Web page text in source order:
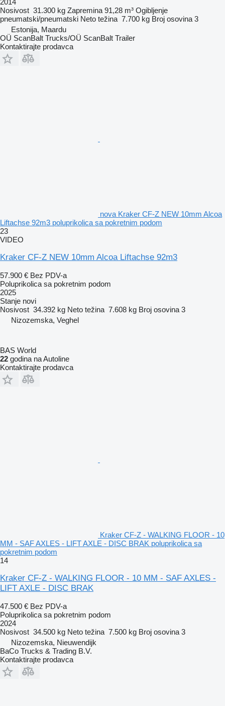
Nosivost 31.300 kg Zapremina 91,28 m³ Ogibljenje
pneumatski/pneumatski Neto težina 7.700 kg Broj osovina 3
Estonija, Maardu
OÜ ScanBalt Trucks/OÜ ScanBalt Trailer
Kontaktirajte prodavca
nova Kraker CF-Z NEW 10mm Alcoa
Liftachse 92m3 poluprikolica sa pokretnim podom
23
VIDEO
Kraker CF-Z NEW 10mm Alcoa Liftachse 92m3
57.900 € Bez PDV-a
Poluprikolica sa pokretnim podom
2025
Stanje novi
Nosivost 34.392 kg Neto težina 7.608 kg Broj osovina 3
Nizozemska, Veghel
BAS World
22 godina na Autoline
Kontaktirajte prodavca
Kraker CF-Z - WALKING FLOOR - 10
MM - SAF AXLES - LIFT AXLE - DISC BRAK poluprikolica sa
pokretnim podom
14
Kraker CF-Z - WALKING FLOOR - 10 MM - SAF AXLES -
LIFT AXLE - DISC BRAK
47.500 € Bez PDV-a
Poluprikolica sa pokretnim podom
2024
Nosivost 34.500 kg Neto težina 7.500 kg Broj osovina 3
Nizozemska, Nieuwendijk
BaCo Trucks & Trading B.V.
Kontaktirajte prodavca